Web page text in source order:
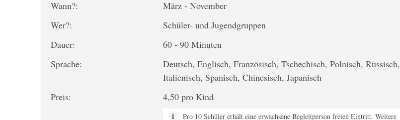
Wann?:
März - November
Wer?:
Schüler- und Jugendgruppen
Dauer:
60 - 90 Minuten
Sprache:
Deutsch, Englisch, Französisch, Tschechisch, Polnisch, Russisch,
Italienisch, Spanisch, Chinesisch, Japanisch
Preis:
4,50 pro Kind
Pro 10 Schüler erhält eine erwachsene Begleitperson freien Eintritt. Weitere